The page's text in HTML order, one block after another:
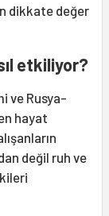
dikkate değer
etkiliyor?
ve Rusya-
hayat
değil ruh ve